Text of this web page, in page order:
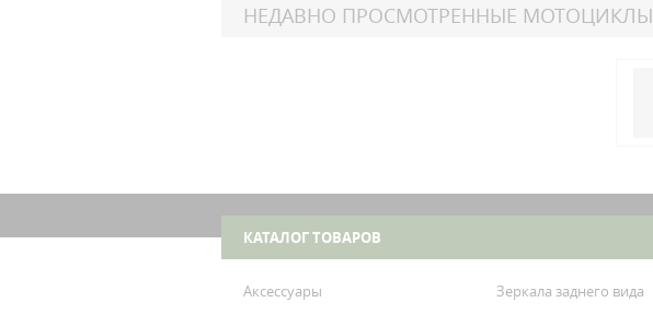
НЕДАВНО ПРОСМОТРЕННЫЕ МОТОЦИКЛЫ
FXDP
КАТАЛОГ ТОВАРОВ
Аксессуары
Зеркала заднего вида